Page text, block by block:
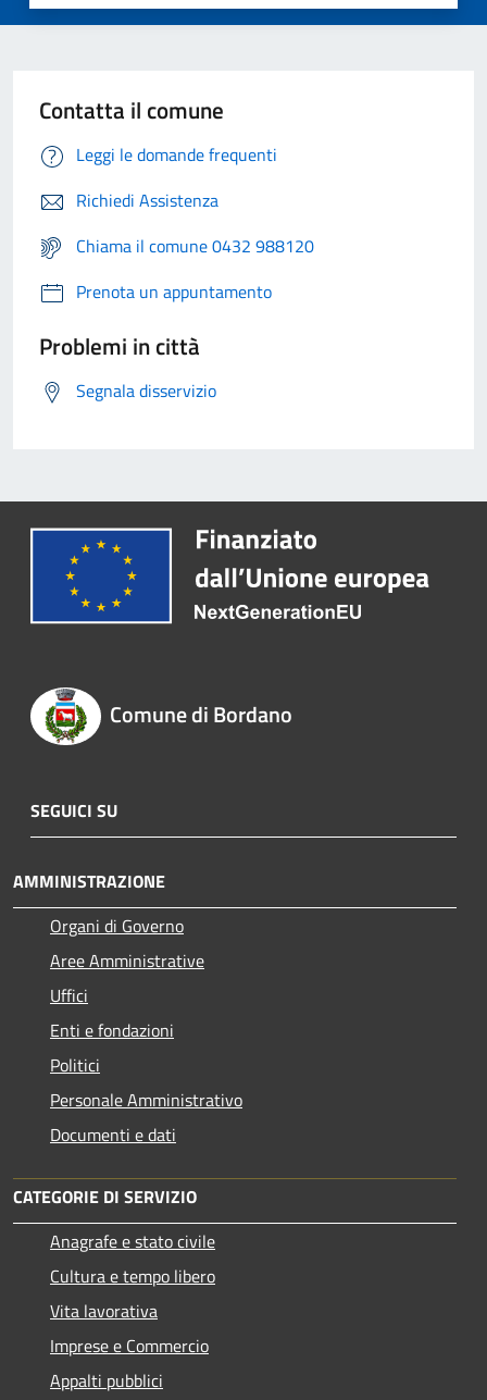
Contatta il comune
Leggi le domande frequenti
Richiedi Assistenza
Chiama il comune 0432 988120
Prenota un appuntamento
Problemi in città
Segnala disservizio
Comune di Bordano
SEGUICI SU
AMMINISTRAZIONE
Organi di Governo
Aree Amministrative
Uffici
Enti e fondazioni
Politici
Personale Amministrativo
Documenti e dati
CATEGORIE DI SERVIZIO
Anagrafe e stato civile
Cultura e tempo libero
Vita lavorativa
Imprese e Commercio
Appalti pubblici